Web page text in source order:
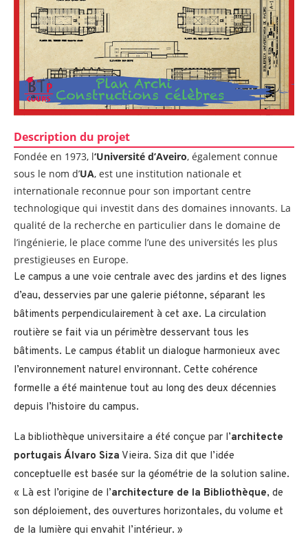
Description du projet
Fondée en 1973, l‘Université d’Aveiro, également connue
sous le nom d’UA, est une institution nationale et
internationale reconnue pour son important centre
technologique qui investit dans des domaines innovants. La
qualité de la recherche en particulier dans le domaine de
l’ingénierie, le place comme l’une des universités les plus
prestigieuses en Europe.
Le campus a une voie centrale avec des jardins et des lignes
d’eau, desservies par une galerie piétonne, séparant les
bâtiments perpendiculairement à cet axe. La circulation
routière se fait via un périmètre desservant tous les
bâtiments. Le campus établit un dialogue harmonieux avec
l’environnement naturel environnant. Cette cohérence
formelle a été maintenue tout au long des deux décennies
depuis l’histoire du campus.
La bibliothèque universitaire a été conçue par l’architecte
portugais Álvaro Siza Vieira. Siza dit que l’idée
conceptuelle est basée sur la géométrie de la solution saline.
« Là est l’origine de l’architecture de la Bibliothèque, de
son déploiement, des ouvertures horizontales, du volume et
de la lumière qui envahit l’intérieur. »